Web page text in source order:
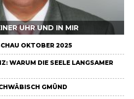
UHR UND IN MIR
OKTOBER 2025
WARUM DIE SEELE LANGSAMER L
GMÜND